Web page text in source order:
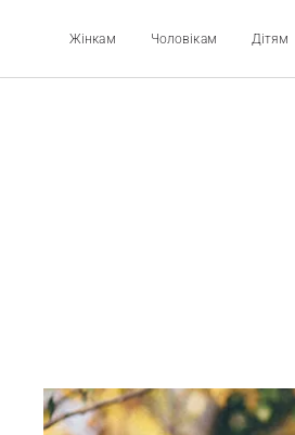
Жінкам Чоловікам Дітям